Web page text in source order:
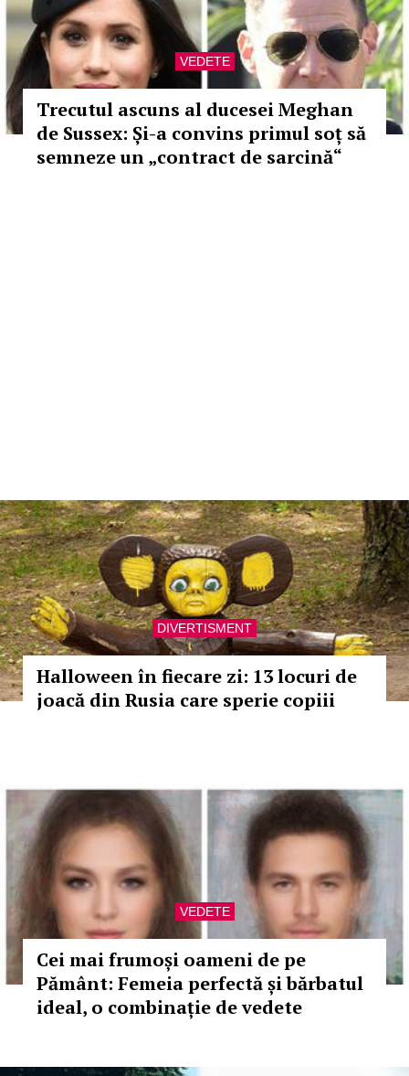
VEDETE
Trecutul ascuns al ducesei Meghan
de Sussex: Și-a convins primul soț să
semneze un „contract de sarcină“
DIVERTISMENT
Halloween în fiecare zi: 13 locuri de
joacă din Rusia care sperie copiii
VEDETE
Cei mai frumoși oameni de pe
Pământ: Femeia perfectă și bărbatul
ideal, o combinație de vedete